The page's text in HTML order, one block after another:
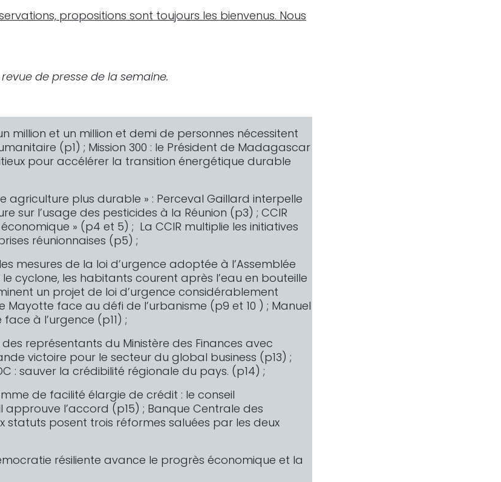
propositions sont toujours les bienvenus. Nous
de presse de la semaine.
million et un million et demi de personnes nécessitent
(p1) ; Mission 300 : le Président de Madagascar
pour accélérer la transition énergétique durable
agriculture plus durable » : Perceval Gaillard interpelle
sur l’usage des pesticides à la Réunion (p3) ; CCIR
» (p4 et 5) ; La CCIR multiplie les initiatives
réunionnaises (p5) ;
mesures de la loi d’urgence adoptée à l’Assemblée
cyclone, les habitants courent après l’eau en bouteille
un projet de loi d’urgence considérablement
Mayotte face au défi de l’urbanisme (p9 et 10 ) ; Manuel
à l’urgence (p11) ;
représentants du Ministère des Finances avec
victoire pour le secteur du global business (p13) ;
: sauver la crédibilité régionale du pays. (p14) ;
de facilité élargie de crédit : le conseil
approuve l’accord (p15) ; Banque Centrale des
statuts posent trois réformes saluées par les deux
résiliente avance le progrès économique et la